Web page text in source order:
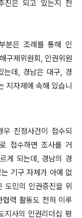
진은 되고 있는지 전
분은 조례를 통해 인
구제위원회, 인권위원
는데, 경남은 대구, 경
지자체에 속해 있습니
진정사건이 접수되
접수하면 조사를 거
게 되는데, 경남의 경
기구 자체가 아예 없
도민의 인권증진을 위
력 활동도 전혀 이루
지사의 인권리더십 평